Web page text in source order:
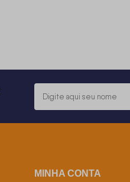
MINHA CONTA